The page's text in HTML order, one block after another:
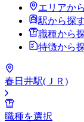
エリアか
駅から探
職種から
特徴から
春日井駅(ＪＲ)
職種を選択